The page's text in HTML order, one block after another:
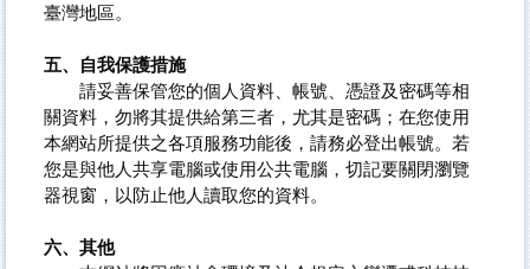
臺灣地區。
五、自我保護措施
請妥善保管您的個人資料、帳號、憑證及密碼等相
關資料，勿將其提供給第三者，尤其是密碼；在您使用
本網站所提供之各項服務功能後，請務必登出帳號。若
您是與他人共享電腦或使用公共電腦，切記要關閉瀏覽
器視窗，以防止他人讀取您的資料。
六、其他